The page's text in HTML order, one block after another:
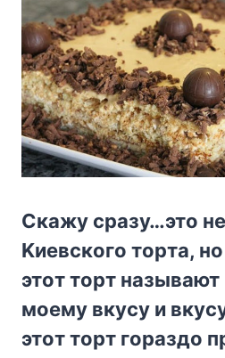
Cкaжy cpaзy…этo
Kиeвcкoгo тopтa,
этoт тopт
мoeмy вкycy и
этoт тopт гopaздo